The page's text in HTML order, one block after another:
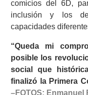
comicios del 6D,
inclusión y los
capacidades
“Queda mi
posible los
social que
finalizó la Primera
–FOTOS: Enmanuel